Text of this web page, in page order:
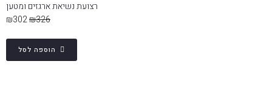
רצועת נשיאת ארגזים ומטען
₪326
₪302
הוספה לסל